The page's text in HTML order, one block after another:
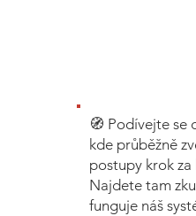
🧭 Podívejte se
kde průběžně
postupy krok
Najdete tam
funguje náš